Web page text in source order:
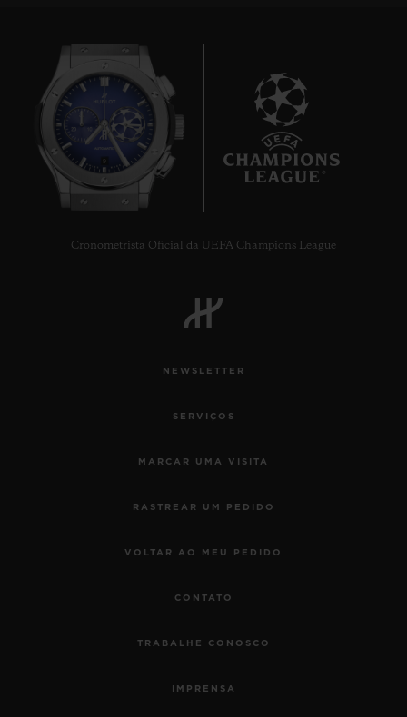
Cronometrista Oficial da UEFA Champions League
NEWSLETTER
SERVIÇOS
MARCAR UMA VISITA
RASTREAR UM PEDIDO
VOLTAR AO MEU PEDIDO
CONTATO
TRABALHE CONOSCO
IMPRENSA